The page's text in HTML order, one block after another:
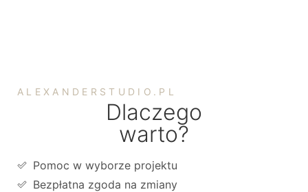
ALEXANDERSTUDIO.PL
Dlaczego
warto?
Pomoc w wyborze projektu
Bezpłatna zgoda na zmiany